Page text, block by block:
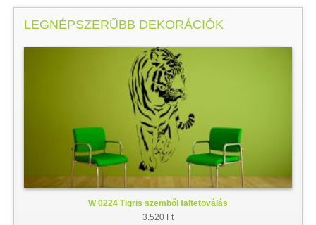
LEGNÉPSZERŰBB DEKORÁCIÓK
W 0224 Tigris szemből faltetoválás
3.520 Ft